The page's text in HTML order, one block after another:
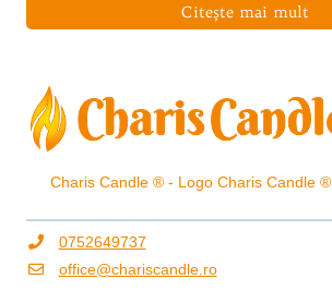
Citește mai mult
Charis Candle ® - Logo Charis Candle ®
0752649737
office@chariscandle.ro